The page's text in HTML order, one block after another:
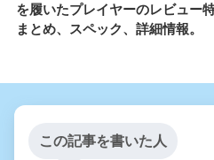
を履いたプレイヤーのレビュー
まとめ、スペック、詳細情報。
この記事を書いた人